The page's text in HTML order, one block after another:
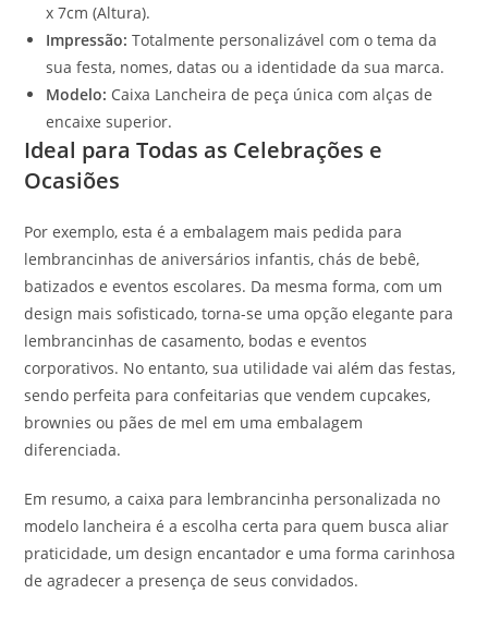
x 7cm (Altura).
Impressão: Totalmente personalizável com o tema da
sua festa, nomes, datas ou a identidade da sua marca.
Modelo: Caixa Lancheira de peça única com alças de
encaixe superior.
Ideal para Todas as Celebrações e
Ocasiões
Por exemplo, esta é a embalagem mais pedida para
lembrancinhas de aniversários infantis, chás de bebê,
batizados e eventos escolares. Da mesma forma, com um
design mais sofisticado, torna-se uma opção elegante para
lembrancinhas de casamento, bodas e eventos
corporativos. No entanto, sua utilidade vai além das festas,
sendo perfeita para confeitarias que vendem cupcakes,
brownies ou pães de mel em uma embalagem
diferenciada.
Em resumo, a caixa para lembrancinha personalizada no
modelo lancheira é a escolha certa para quem busca aliar
praticidade, um design encantador e uma forma carinhosa
de agradecer a presença de seus convidados.